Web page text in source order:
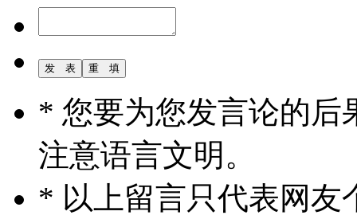
* 您要为您发言论的后
注意语言文明。
* 以上留言只代表网友